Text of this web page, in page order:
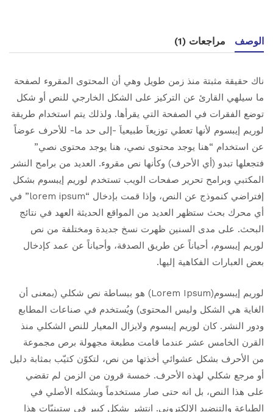
الوصف مراجعات (1)
ناك حقيقة مثبتة منذ زمن طويل وهي أن المحتوى المقروء لصفحة
ما سيلهي القارئ عن التركيز على الشكل الخارجي للنص أو شكل
توضع الفقرات في الصفحة التي يقرأها. ولذلك يتم استخدام طريقة
لوريم إيبسوم لأنها تعطي توزيعاَ طبيعياَ -إلى حد ما- للأحرف عوضاً
عن استخدام “هنا يوجد محتوى نصي، هنا يوجد محتوى نصي”
فتجعلها تبدو (أي الأحرف) وكأنها نص مقروء. العديد من برامح النشر
المكتبي وبرامح تحرير صفحات الويب تستخدم لوريم إيبسوم بشكل
إفتراضي كنموذج عن النص، وإذا قمت بإدخال “lorem ipsum” في
أي محرك بحث ستظهر العديد من المواقع الحديثة العهد في نتائج
البحث. على مدى السنين ظهرت نسخ جديدة ومختلفة من نص
لوريم إيبسوم، أحياناً عن طريق الصدفة، وأحياناً عن عمد كإدخال
بعض العبارات الفكاهية إليها.
لوريم إيبسوم(Lorem Ipsum) هو ببساطة نص شكلي (بمعنى أن
الغاية هي الشكل وليس المحتوى) ويُستخدم في صناعات المطابع
ودور النشر. كان لوريم إيبسوم ولايزال المعيار للنص الشكلي منذ
القرن الخامس عشر عندما قامت مطبعة مجهولة برص مجموعة
من الأحرف بشكل عشوائي أخذتها من نص، لتكوّن كتيّب بمثابة دليل
أو مرجع شكلي لهذه الأحرف. خمسة قرون من الزمن لم تقضي
على هذا النص، بل انه حتى صار مستخدماً وبشكله الأصلي في
الطباعة والتنضيد الإلكتروني. انتشر بشكل كبير في ستينيّات هذا